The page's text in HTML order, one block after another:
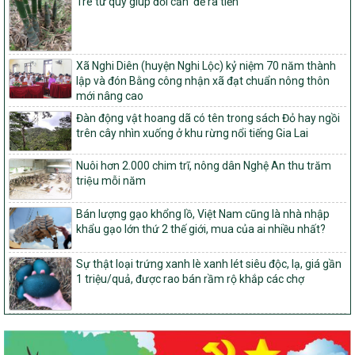
103/PTNT-NTM
Về việc đăng ký thực hiện Dự án liên kết theo chuỗi giá trị thuộc
Dự án 2 – Chương trình Mục tiêu quốc gia Giảm nghèo bền vững
giai đoạn 2021-2025 được kéo dài sang năm 2026
827/QĐ-BNNMT
Quyết định Ban hành Kế hoạch triển khai thực hiện Chương trình
mục tiêu quốc gia xây dựng nông thôn mới, giảm nghèo bền
vững và phát triển kinh tế – xã hội vùng đồng bào dân tộc thiểu
số và miền núi giai đoạn 2026-2035, giai đoạn I: Từ năm 2026
đến năm 2030
14/2026/TT-BNNMT
Hướng dẫn thực hiện một số nội dung tiêu chí, điều kiện thuộc Bộ
tiêu chí quốc gia về nông thôn mới giai đoạn 2026 – 2030 thuộc
phạm vi quản lý nhà nước của Bộ Nông nghiệp và Môi trường
417/QĐ-BNNMT
Phê duyệt Chương trình mục tiêu quốc gia xây dựng nông thôn
mới, giảm nghèo bền vững và phát triển kinh tế – xã hội vùng
đồng bào dân tộc thiểu số và miền núi giai đoạn 2026-2035, giai
Xã Nghi Diên (huyện Nghi Lộc) kỷ niệm 70 năm thành
lập và đón Bằng công nhận xã đạt chuẩn nông thôn
mới nâng cao
Đàn động vật hoang dã có tên trong sách Đỏ hay ngồi
trên cây nhìn xuống ở khu rừng nổi tiếng Gia Lai
Nuôi hơn 2.000 chim trĩ, nông dân Nghệ An thu trăm
triệu mỗi năm
Bán lượng gạo khổng lồ, Việt Nam cũng là nhà nhập
khẩu gạo lớn thứ 2 thế giới, mua của ai nhiều nhất?
Sự thật loại trứng xanh lè xanh lét siêu độc, lạ, giá gần
1 triệu/quả, được rao bán rầm rộ khắp các chợ